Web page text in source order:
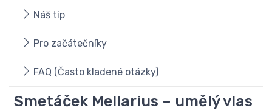
Náš tip
Pro začátečníky
FAQ (Často kladené otázky)
Smetáček Mellarius – umělý vlas